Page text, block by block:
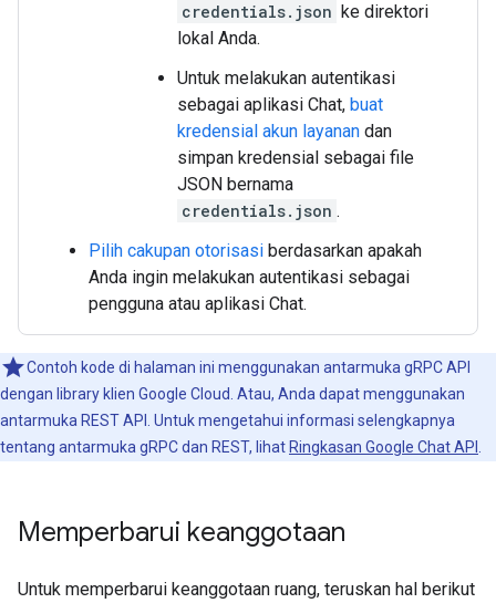
credentials.json ke direktori
lokal Anda.
Untuk melakukan autentikasi
sebagai aplikasi Chat, buat
kredensial akun layanan dan
simpan kredensial sebagai file
JSON bernama
credentials.json .
Pilih cakupan otorisasi berdasarkan apakah
Anda ingin melakukan autentikasi sebagai
pengguna atau aplikasi Chat.
Contoh kode di halaman ini menggunakan antarmuka gRPC API
dengan library klien Google Cloud. Atau, Anda dapat menggunakan
antarmuka REST API. Untuk mengetahui informasi selengkapnya
tentang antarmuka gRPC dan REST, lihat Ringkasan Google Chat API
Memperbarui keanggotaan
Untuk memperbarui keanggotaan ruang, teruskan hal berikut